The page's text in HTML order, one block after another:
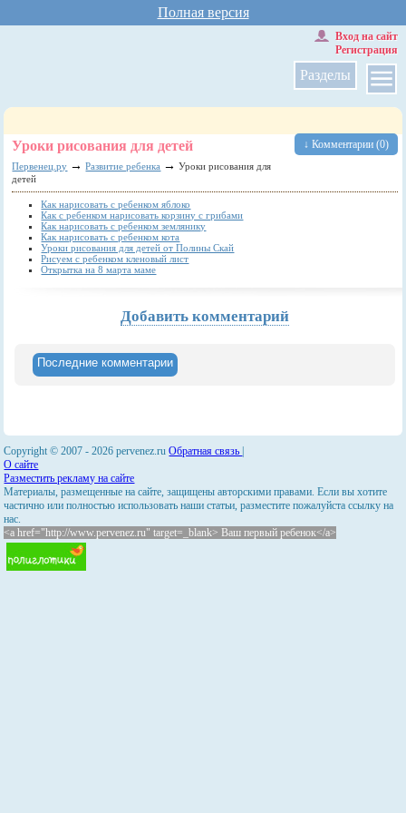
Полная версия
Разделы
Вход на сайт
Регистрация
↓ Комментарии (0)
Уроки рисования для детей
Первенец.ру → Развитие ребенка → Уроки рисования для
детей
Как нарисовать с ребенком яблоко
Как с ребенком нарисовать корзину с грибами
Как нарисовать с ребенком землянику
Как нарисовать с ребенком кота
Уроки рисования для детей от Полины Скай
Рисуем с ребенком кленовый лист
Открытка на 8 марта маме
Добавить комментарий
Последние комментарии
Copyright © 2007 -2026 pervenez.ruОбратная связь
О сайте
Разместить рекламу на сайте
Материалы, размещенные на сайте, защищены авторскими правами. Если вы хотите
частично или полностью использовать наши статьи, разместите пожалуйста ссылку на
нас.
<a href="http://www.pervenez.ru" target=_blank> Ваш первый ребенок</a>